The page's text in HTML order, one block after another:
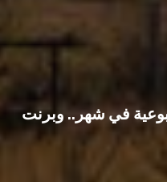
في شهر.. وبرنت